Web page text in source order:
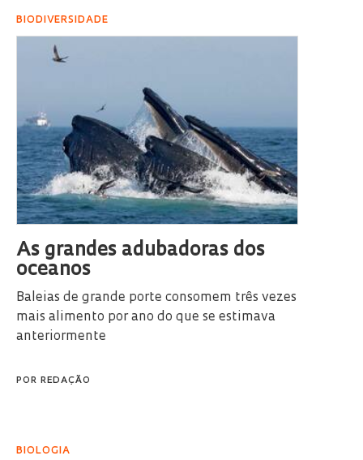
BIODIVERSIDADE
As grandes adubadoras dos
oceanos
Baleias de grande porte consomem três vezes
mais alimento por ano do que se estimava
anteriormente
POR REDAÇÃO
BIOLOGIA